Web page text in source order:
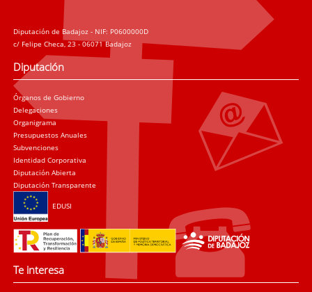
Diputación de Badajoz - NIF: P0600000D
c/ Felipe Checa, 23 - 06071 Badajoz
Diputación
Órganos de Gobierno
Delegaciones
Organigrama
Presupuestos Anuales
Subvenciones
Identidad Corporativa
Diputación Abierta
Diputación Transparente
EDUSI
Te interesa